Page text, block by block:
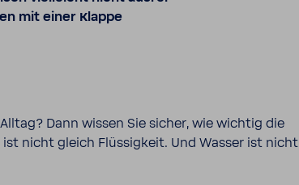
mit einer Klappe
Dann wissen Sie sicher, wie wichtig die
nicht gleich Flüs­sig­keit. Und Wasser ist nicht